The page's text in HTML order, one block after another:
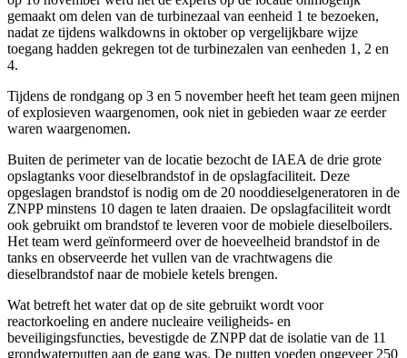
gemaakt om delen van de turbinezaal van eenheid 1 te bezoeken,
nadat ze tijdens walkdowns in oktober op vergelijkbare wijze
toegang hadden gekregen tot de turbinezalen van eenheden 1, 2 en
4.
Tijdens de rondgang op 3 en 5 november heeft het team geen mijnen
of explosieven waargenomen, ook niet in gebieden waar ze eerder
waren waargenomen.
Buiten de perimeter van de locatie bezocht de IAEA de drie grote
opslagtanks voor dieselbrandstof in de opslagfaciliteit. Deze
opgeslagen brandstof is nodig om de 20 nooddieselgeneratoren in de
ZNPP minstens 10 dagen te laten draaien. De opslagfaciliteit wordt
ook gebruikt om brandstof te leveren voor de mobiele dieselboilers.
Het team werd geïnformeerd over de hoeveelheid brandstof in de
tanks en observeerde het vullen van de vrachtwagens die
dieselbrandstof naar de mobiele ketels brengen.
Wat betreft het water dat op de site gebruikt wordt voor
reactorkoeling en andere nucleaire veiligheids- en
beveiligingsfuncties, bevestigde de ZNPP dat de isolatie van de 11
grondwaterputten aan de gang was. De putten voeden ongeveer 250